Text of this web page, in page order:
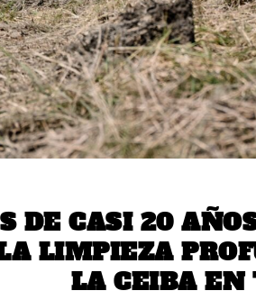
DE CASI 20
LIMPIEZA
LA CEIBA EN